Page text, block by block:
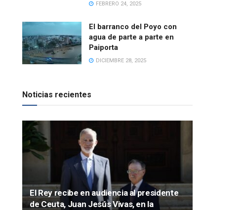
FEBRERO 24, 2025
El barranco del Poyo con
agua de parte a parte en
Paiporta
DICIEMBRE 28, 2025
Noticias recientes
El Rey recibe en audiencia al presidente
de Ceuta, Juan Jesús Vivas, en la